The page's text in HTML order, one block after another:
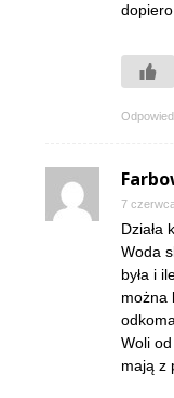
7
Działa
Woda
była i
można
Woli
mają z